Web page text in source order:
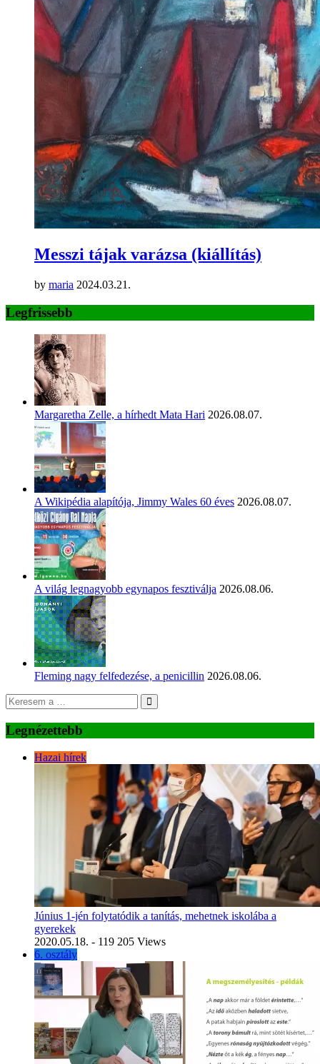
Messzi tájak varázsa (kiállítás)
by maria 2024.03.21.
Legfrissebb
Margaretha Zelle, a hírhedt Mata Hari 2026.08.07.
A Wikipédia alapítója, Jimmy Wales 60 éves 2026.08.07.
A világ legnagyobb egynapos fesztiválja 2026.08.06.
Fleming nagy felfedezése, a penicillin 2026.08.06.
Legnézettebb
Hazai hírek
Június 1-jén folytatódik a tanítás, mehetnek iskolába a
gyerekek
2020.05.18. - 119 205 Views
6. osztály